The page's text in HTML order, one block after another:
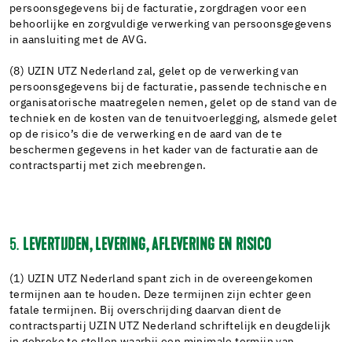
persoonsgegevens bij de facturatie, zorgdragen voor een
behoorlijke en zorgvuldige verwerking van persoonsgegevens
in aansluiting met de AVG.
(8) UZIN UTZ Nederland zal, gelet op de verwerking van
persoonsgegevens bij de facturatie, passende technische en
organisatorische maatregelen nemen, gelet op de stand van de
techniek en de kosten van de tenuitvoerlegging, alsmede gelet
op de risico’s die de verwerking en de aard van de te
beschermen gegevens in het kader van de facturatie aan de
contractspartij met zich meebrengen.
5. LEVERTIJDEN, LEVERING, AFLEVERING EN RISICO
(1) UZIN UTZ Nederland spant zich in de overeengekomen
termijnen aan te houden. Deze termijnen zijn echter geen
fatale termijnen. Bij overschrijding daarvan dient de
contractspartij UZIN UTZ Nederland schriftelijk en deugdelijk